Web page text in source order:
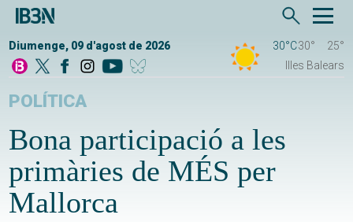
Diumenge, 09 d'agost de 2026 30°C30°
25°
Illes Balears
POLÍTICA
Bona participació a les
primàries de MÉS per
Mallorca